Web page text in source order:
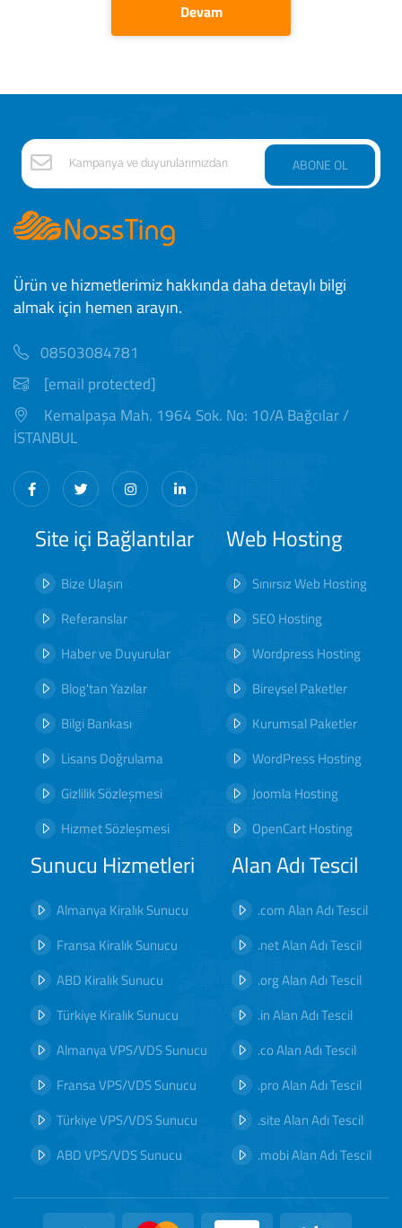
Devam
ABONE OL
Ürün ve hizmetlerimiz hakkında daha detaylı bilgi
almak için hemen arayın.
08503084781
[email protected]
Kemalpaşa Mah. 1964 Sok. No: 10/A Bağcılar /
İSTANBUL
Site içi Bağlantılar
Bize Ulaşın
Referanslar
Haber ve Duyurular
Blog'tan Yazılar
Bilgi Bankası
Lisans Doğrulama
Gizlilik Sözleşmesi
Hizmet Sözleşmesi
Web Hosting
Sınırsız Web Hosting
SEO Hosting
Wordpress Hosting
Bireysel Paketler
Kurumsal Paketler
WordPress Hosting
Joomla Hosting
OpenCart Hosting
Sunucu Hizmetleri
Almanya Kiralık Sunucu
Fransa Kiralık Sunucu
ABD Kiralık Sunucu
Türkiye Kiralık Sunucu
Almanya VPS/VDS Sunucu
Fransa VPS/VDS Sunucu
Türkiye VPS/VDS Sunucu
ABD VPS/VDS Sunucu
Alan Adı Tescil
.com Alan Adı Tescil
.net Alan Adı Tescil
.org Alan Adı Tescil
.in Alan Adı Tescil
.co Alan Adı Tescil
.pro Alan Adı Tescil
.site Alan Adı Tescil
.mobi Alan Adı Tescil